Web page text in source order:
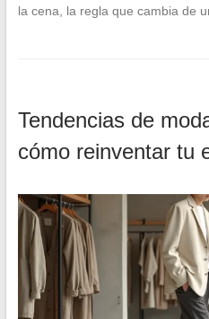
la cena, la regla que cambia de
Tendencias de
cómo reinventar tu